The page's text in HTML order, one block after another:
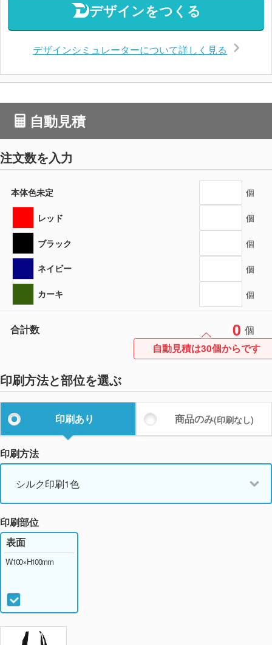
デザインをつくる
デザインシミュレーターについて詳しく見る
自動見積
注文数を入力
本体色未定 個
レッド 個
ブラック 個
ネイビー 個
カーキ 個
合計数 0 個
自動見積は30個からです
印刷方法と部位を選ぶ
印刷あり 商品のみ(印刷なし)
印刷方法
シルク印刷1色
印刷部位
表面
W100×H100mm